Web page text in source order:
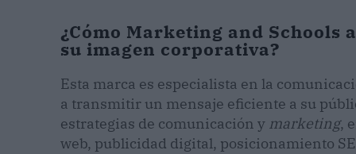
¿Cómo Marketing and Schools
su imagen corporativa?
Esta marca es especialista en la
a transmitir un mensaje eficiente a su
estrategias de comunicación y marketing,
web, publicidad digital, posicionamiento